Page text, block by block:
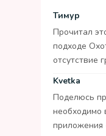
Тимур
Прочитал
подходе
отсутствие
Kvetka
Поделюсь
необходимо
приложения